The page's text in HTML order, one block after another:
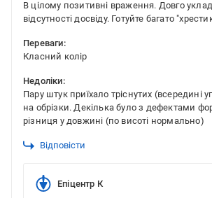
В цілому позитивні враження. Довго
відсутності досвіду. Готуйте багато
Переваги:
Класний колір
Недоліки:
Пару штук приїхало тріснутих (всередині
на обрізки. Декілька було з дефектами
різниця у довжині (по висоті нормально)
Відповісти
Епіцентр К